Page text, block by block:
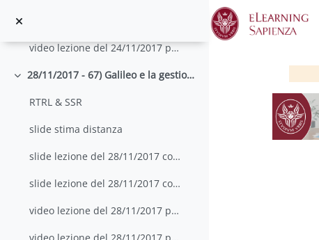
video lezione del 24/11/2017 parte 2
Einklappen 28/11/2017 - 67) Galileo e la gestione dell'integrità; 68) Stima del tempo di arrivo
RTRL & SSR
slide stima distanza
slide lezione del 28/11/2017 con appunti parte 1
slide lezione del 28/11/2017 con appunti parte 2
video lezione del 28/11/2017 parte 1